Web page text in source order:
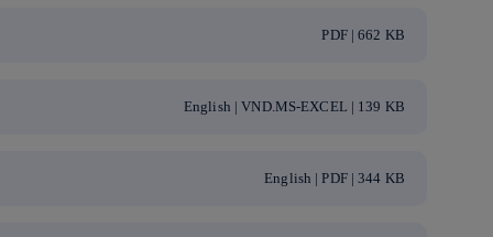
PDF | 662 KB
English | VND.MS-EXCEL | 139 KB
English | PDF | 344 KB